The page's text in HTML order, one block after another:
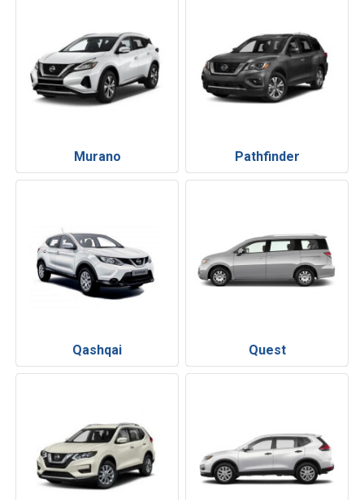
Murano Pathfinder
Qashqai Quest